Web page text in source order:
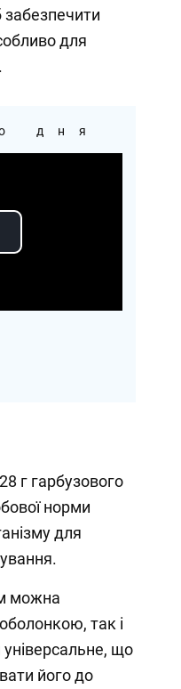
забезпечити
для
дня
г гарбузового
норми
для
можна
так і
універсальне, що
його до